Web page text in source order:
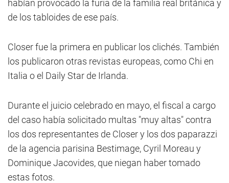
habían provocado la furia de la familia real británica y
de los tabloides de ese país.
Closer fue la primera en publicar los clichés. También
los publicaron otras revistas europeas, como Chi en
Italia o el Daily Star de Irlanda.
Durante el juicio celebrado en mayo, el fiscal a cargo
del caso había solicitado multas "muy altas" contra
los dos representantes de Closer y los dos paparazzi
de la agencia parisina Bestimage, Cyril Moreau y
Dominique Jacovides, que niegan haber tomado
estas fotos.